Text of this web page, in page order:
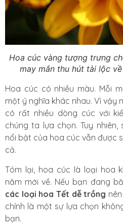
Hoa cúc vàng tượng trưng
may mắn thu hút tài lộc
Hoa cúc có nhiều màu. Mỗi
một ý nghĩa khác nhau. Vì vậy
có rất nhiều dòng cúc với
chúng ta lựa chọn. Tuy
nổi bật của hoa cúc vẫn được
cả.
Tóm lại, hoa cúc là loại hoa
năm mới về. Nếu bạn đang
các loại hoa Tết dễ trồng
chính là một sự lựa chọn
bạn.